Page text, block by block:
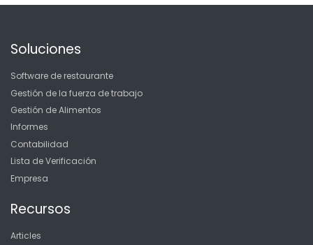
Soluciones
Software de restaurante
Gestión de la fuerza de trabajo
Gestión de Alimentos
Informes
Contabilidad
Lista de Verificación
Empresa
Recursos
Articles